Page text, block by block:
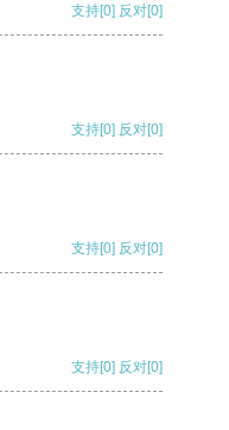
支持[0] 反对[0]
支持[0] 反对[0]
支持[0] 反对[0]
支持[0] 反对[0]